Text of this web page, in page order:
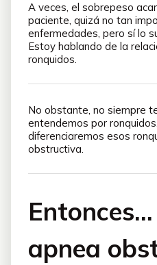
A veces, el sobrepeso
paciente, quizá no tan
enfermedades, pero sí lo
Estoy hablando de la
ronquidos.
No obstante, no siempre
entendemos por
diferenciaremos esos
obstructiva.
Entonces…
apnea